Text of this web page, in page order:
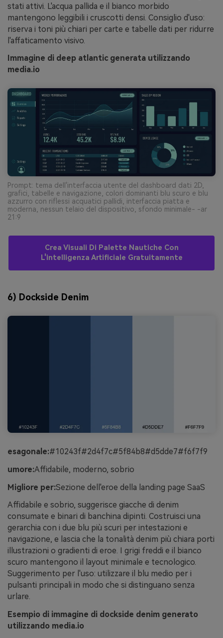
stati attivi. L'acqua pallida e il bianco morbido
mantengono leggibili i cruscotti densi. Consiglio d'uso:
riserva i toni più chiari per carte e tabelle dati per ridurre
l'affaticamento visivo.
Immagine di deep atlantic generata utilizzando
media.io
Prompt: tema dell'interfaccia utente del dashboard dati 2D,
grafici, tabelle e navigazione, colori dominanti blu scuro e blu
azzurro con riflessi acquatici pallidi, interfaccia piatta e
moderna, nessun telaio del dispositivo, sfondo minimale- -ar
21:9
Crea Visuali Di Palette Nautiche Con
L'intelligenza Artificiale Gratuitamente
6) Dockside Denim
esagonale:#10243f#2d4f7c#5f84b8#d5dde7#f6f7f9
umore:Affidabile, moderno, sobrio
Migliore per:Sezione dell'eroe della landing page SaaS
Affidabile e sobrio, suggerisce giacche di denim
consumate e binari di banchina dipinti. Costruisci una
gerarchia con i due blu più scuri per intestazioni e
navigazione, e lascia che la tonalità denim più chiara porti
illustrazioni o gradienti di eroe. I grigi freddi e il bianco
scuro mantengono il layout minimale e tecnologico.
Suggerimento per l'uso: utilizzare il blu medio per i
pulsanti principali in modo che si distinguano senza
urlare.
Esempio di immagine di dockside denim generato
utilizzando media.io